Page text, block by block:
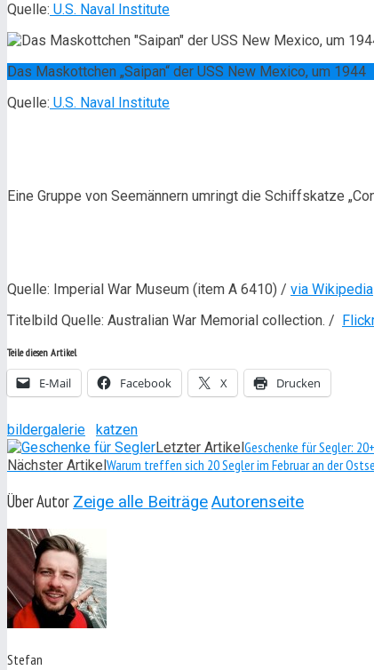
Quelle: U.S. Naval Institute
Das Maskottchen „Saipan“ der USS New Mexico, um 1944
Quelle: U.S. Naval Institute
Eine Gruppe von Seemännern umringt die Schiffskatze
Quelle: Imperial War Museum (item A 6410) / via Wikipedia
Titelbild Quelle: Australian War Memorial collection. /
Teile diesen Artikel
E-Mail Facebook X Drucken
bildergalerie
katzen
Letzter Artikel Geschenke für Segler:
Nächster Artikel Warum treffen sich 20 Segler im Februar an der
Über Autor Zeige alle BeiträgeAutorenseite
Stefan